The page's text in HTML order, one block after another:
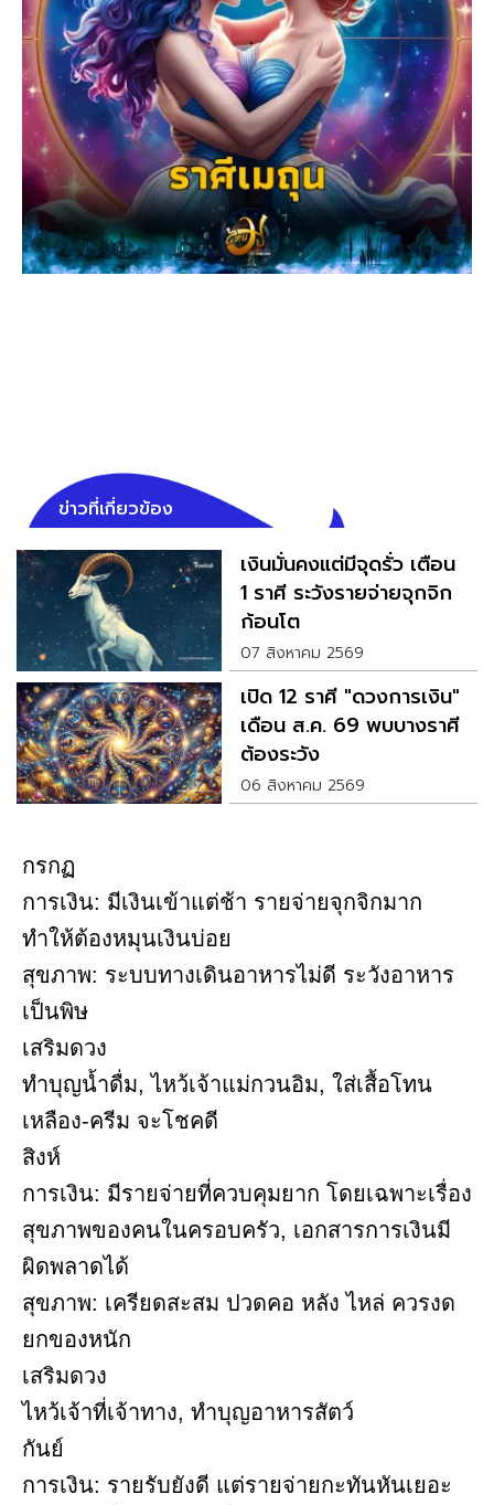
ข่าวที่เกี่ยวข้อง
เงินมั่นคงแต่มีจุดรั่ว เตือน
1 ราศี ระวังรายจ่ายจุกจิก
ก้อนโต
07 สิงหาคม 2569
เปิด 12 ราศี "ดวงการเงิน"
เดือน ส.ค. 69 พบบางราศี
ต้องระวัง
06 สิงหาคม 2569
กรกฏ
การเงิน: มีเงินเข้าแต่ช้า รายจ่ายจุกจิกมาก
ทำให้ต้องหมุนเงินบ่อย
สุขภาพ: ระบบทางเดินอาหารไม่ดี ระวังอาหาร
เป็นพิษ
เสริมดวง
ทำบุญน้ำดื่ม, ไหว้เจ้าแม่กวนอิม, ใส่เสื้อโทน
เหลือง-ครีม จะโชคดี
สิงห์
การเงิน: มีรายจ่ายที่ควบคุมยาก โดยเฉพาะเรื่อง
สุขภาพของคนในครอบครัว, เอกสารการเงินมี
ผิดพลาดได้
สุขภาพ: เครียดสะสม ปวดคอ หลัง ไหล่ ควรงด
ยกของหนัก
เสริมดวง
ไหว้เจ้าที่เจ้าทาง, ทำบุญอาหารสัตว์
กันย์
การเงิน: รายรับยังดี แต่รายจ่ายกะทันหันเยอะ